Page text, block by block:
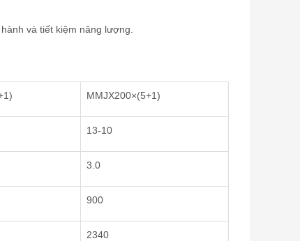
và tiết kiệm năng lượng.
MMJX200×(5+1)
13-10
3.0
900
2340